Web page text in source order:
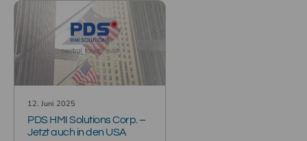
12. Juni 2025
PDS HMI Solutions Corp. –
Jetzt auch in den USA